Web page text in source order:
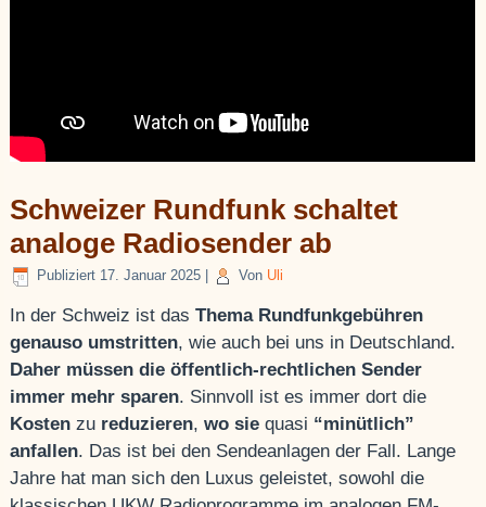
Schweizer Rundfunk schaltet
analoge Radiosender ab
Publiziert 17. Januar 2025 Von Uli
In der Schweiz ist dasThema Rundfunkgebühren
genauso umstritten, wie auch bei uns in Deutschland.
Daher müssen die öffentlich-rechtlichen Sender
immer mehr sparen. Sinnvoll ist es immer dort die
Kosten zu reduzieren,wo sie quasi “minütlich”
anfallen. Das ist bei den Sendeanlagen der Fall. Lange
Jahre hat man sich den Luxus geleistet, sowohl die